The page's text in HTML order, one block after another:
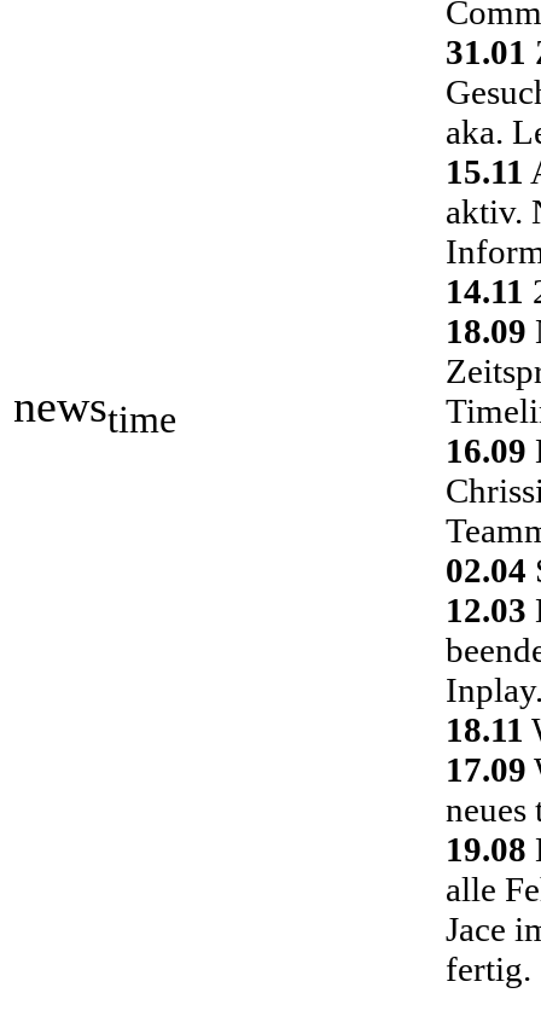
newstime
31.01
aka.
15.11
aktiv.
14.11
18.09
16.09
02.04
12.03
18.11
17.09
19.08
alle
Jace
fertig.